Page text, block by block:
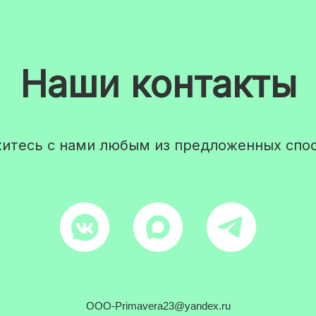
Наши контакты
с нами любым из предложенных
OOO-Primavera23@yandex.ru